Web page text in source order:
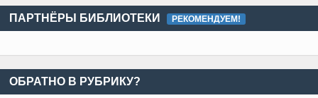
ПАРТНЁРЫ БИБЛИОТЕКИ РЕКОМЕНДУЕМ!
ОБРАТНО В РУБРИКУ?